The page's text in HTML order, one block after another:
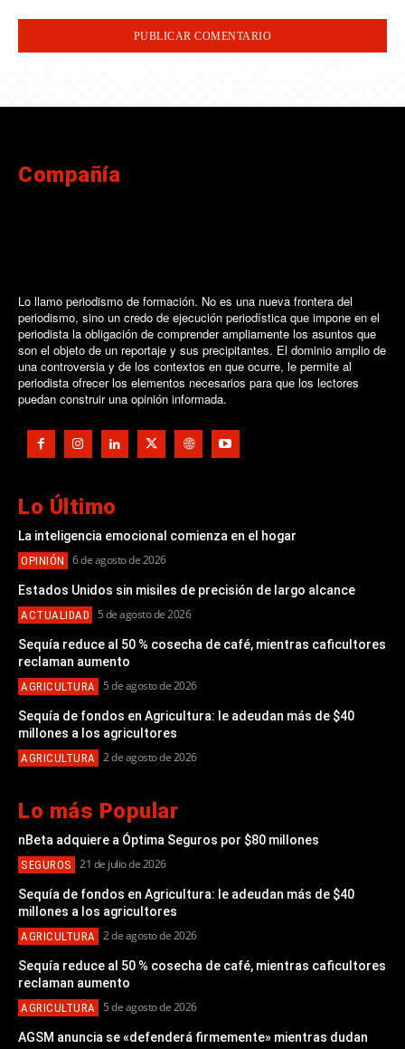
Compañía
Lo llamo periodismo de formación. No es una nueva frontera del
periodismo, sino un credo de ejecución periodística que impone en el
periodista la obligación de comprender ampliamente los asuntos que
son el objeto de un reportaje y sus precipitantes. El dominio amplio de
una controversia y de los contextos en que ocurre, le permite al
periodista ofrecer los elementos necesarios para que los lectores
puedan construir una opinión informada.
Lo Último
La inteligencia emocional comienza en el hogar
OPINIÓN 6 de agosto de 2026
Estados Unidos sin misiles de precisión de largo alcance
ACTUALIDAD 5 de agosto de 2026
Sequía reduce al 50 % cosecha de café, mientras caficultores
reclaman aumento
AGRICULTURA 5 de agosto de 2026
Sequía de fondos en Agricultura: le adeudan más de $40
millones a los agricultores
AGRICULTURA 2 de agosto de 2026
Lo más Popular
nBeta adquiere a Óptima Seguros por $80 millones
SEGUROS 21 de julio de 2026
Sequía de fondos en Agricultura: le adeudan más de $40
millones a los agricultores
AGRICULTURA 2 de agosto de 2026
Sequía reduce al 50 % cosecha de café, mientras caficultores
reclaman aumento
AGRICULTURA 5 de agosto de 2026
AGSM anuncia se «defenderá firmemente» mientras dudan